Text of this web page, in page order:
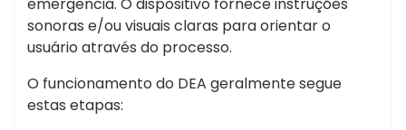
sonoras e/ou visuais claras para orientar o
usuário através do processo.
O funcionamento do DEA geralmente segue
estas etapas: